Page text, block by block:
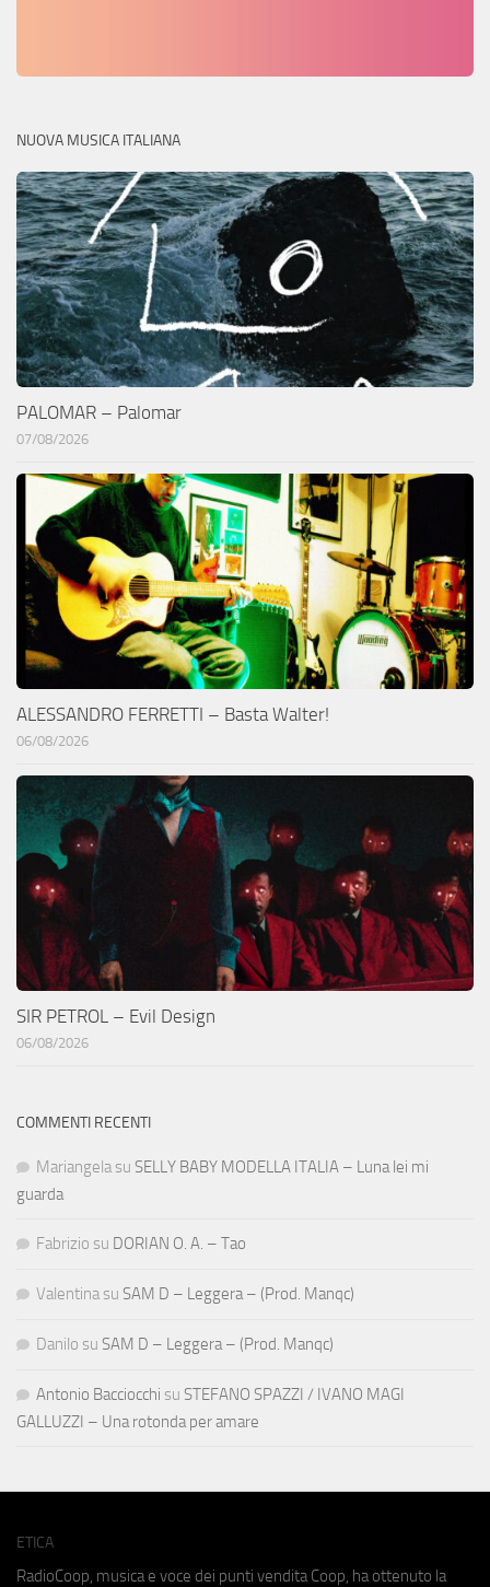
NUOVA MUSICA ITALIANA
PALOMAR – Palomar
07/08/2026
ALESSANDRO FERRETTI – Basta Walter!
06/08/2026
SIR PETROL – Evil Design
06/08/2026
COMMENTI RECENTI
Mariangela su SELLY BABY MODELLA ITALIA – Luna lei mi
guarda
Fabrizio su DORIAN O. A. – Tao
Valentina su SAM D – Leggera – (Prod. Manqc)
Danilo su SAM D – Leggera – (Prod. Manqc)
Antonio Bacciocchi su STEFANO SPAZZI / IVANO MAGI
GALLUZZI – Una rotonda per amare
ETICA
RadioCoop, musica e voce dei punti vendita Coop, ha ottenuto la